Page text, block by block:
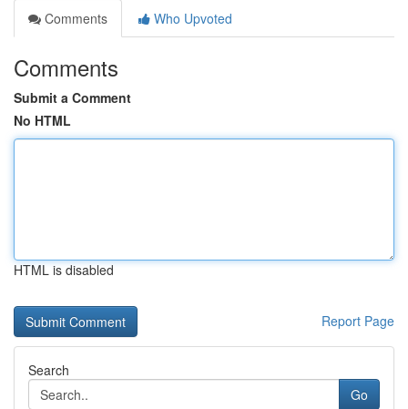
Comments
Who Upvoted
Comments
Submit a Comment
No HTML
HTML is disabled
Report Page
Search
Go